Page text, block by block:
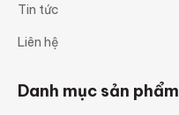
Tin tức
Liên hệ
Danh mục sản phẩm